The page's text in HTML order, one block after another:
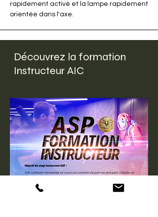
rapidement activé et la lampe rapidement
orientée dans l'axe.
Découvrez la formation
Instructeur AIC